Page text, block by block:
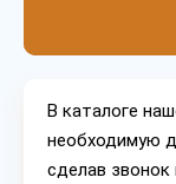
В каталоге
необходимую
сделав